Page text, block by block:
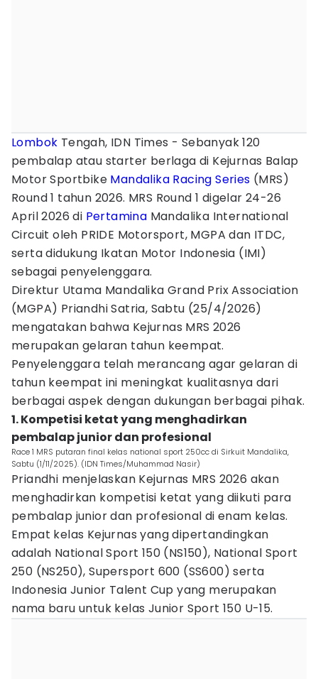
Lombok Tengah, IDN Times - Sebanyak 120
pembalap atau starter berlaga di Kejurnas Balap
Motor Sportbike Mandalika Racing Series (MRS)
Round 1 tahun 2026. MRS Round 1 digelar 24-26
April 2026 di Pertamina Mandalika International
Circuit oleh PRIDE Motorsport, MGPA dan ITDC,
serta didukung Ikatan Motor Indonesia (IMI)
sebagai penyelenggara.
Direktur Utama Mandalika Grand Prix Association
(MGPA) Priandhi Satria, Sabtu (25/4/2026)
mengatakan bahwa Kejurnas MRS 2026
merupakan gelaran tahun keempat.
Penyelenggara telah merancang agar gelaran di
tahun keempat ini meningkat kualitasnya dari
berbagai aspek dengan dukungan berbagai pihak.
1. Kompetisi ketat yang menghadirkan
pembalap junior dan profesional
Race 1 MRS putaran final kelas national sport 250cc di Sirkuit Mandalika,
Sabtu (1/11/2025). (IDN Times/Muhammad Nasir)
Priandhi menjelaskan Kejurnas MRS 2026 akan
menghadirkan kompetisi ketat yang diikuti para
pembalap junior dan profesional di enam kelas.
Empat kelas Kejurnas yang dipertandingkan
adalah National Sport 150 (NS150), National Sport
250 (NS250), Supersport 600 (SS600) serta
Indonesia Junior Talent Cup yang merupakan
nama baru untuk kelas Junior Sport 150 U-15.